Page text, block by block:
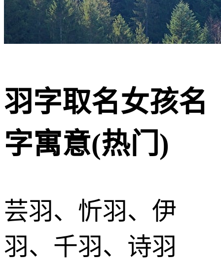
羽字取名女孩名
字寓意(热门)
芸羽、忻羽、伊
羽、千羽、诗羽